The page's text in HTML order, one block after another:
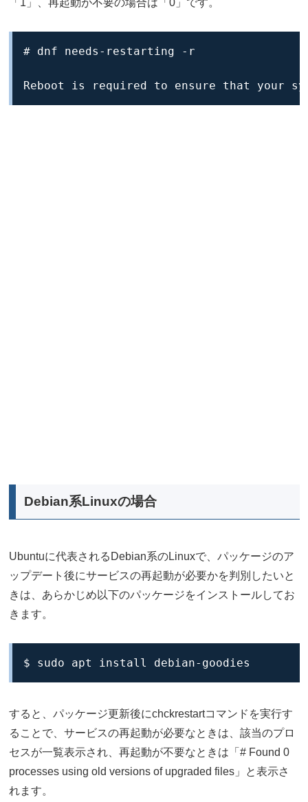
「1」、再起動が不要の場合は「0」です。
# dnf needs-restarting -r
Reboot is required to ensure that your
Debian系Linuxの場合
Ubuntuに代表されるDebian系のLinuxで、パッケージのア
ップデート後にサービスの再起動が必要かを判別したいと
きは、あらかじめ以下のパッケージをインストールしてお
きます。
$ sudo apt install debian-goodies
すると、パッケージ更新後にchckrestartコマンドを実行す
ることで、サービスの再起動が必要なときは、該当のプロ
セスが一覧表示され、再起動が不要なときは「# Found 0
processes using old versions of upgraded files」と表示さ
れます。